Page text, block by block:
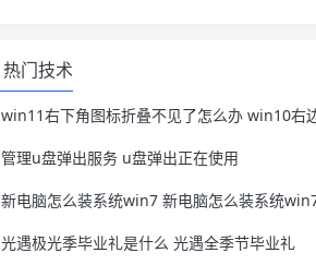
热门技术
win11右下角图标折叠不见了怎么办 win10右边图标怎么
管理u盘弹出服务 u盘弹出正在使用
新电脑怎么装系统win7 新电脑怎么装系统
光遇极光季毕业礼是什么 光遇全季节毕业礼